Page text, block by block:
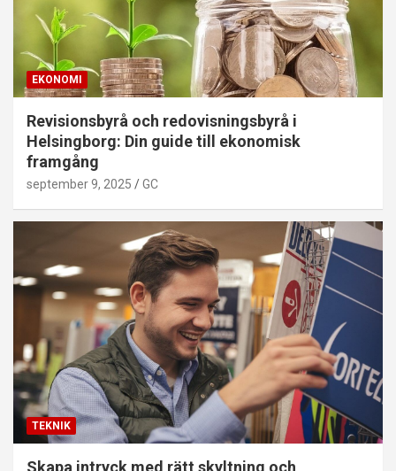
EKONOMI
Revisionsbyrå och redovisningsbyrå i
Helsingborg: Din guide till ekonomisk
framgång
september 9, 2025 GC
TEKNIK
Skapa intryck med rätt skyltning och